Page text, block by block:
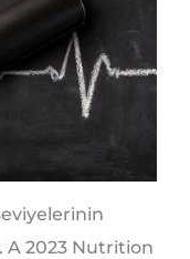
A 2023 Nutrition